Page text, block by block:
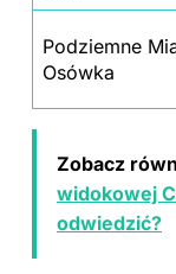
Podziemne
Osówka
Zobacz
widokowej
odwiedzić?